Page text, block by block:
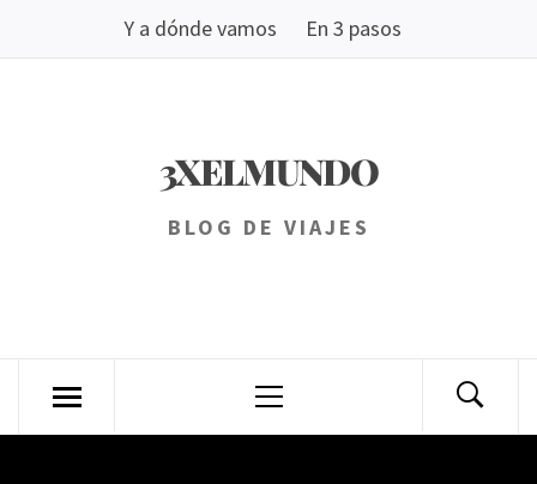
Y a dónde vamos En 3 pasos
3XELMUNDO
BLOG DE VIAJES
principal